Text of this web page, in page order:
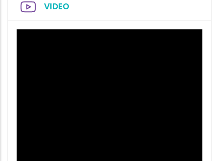
VIDEO